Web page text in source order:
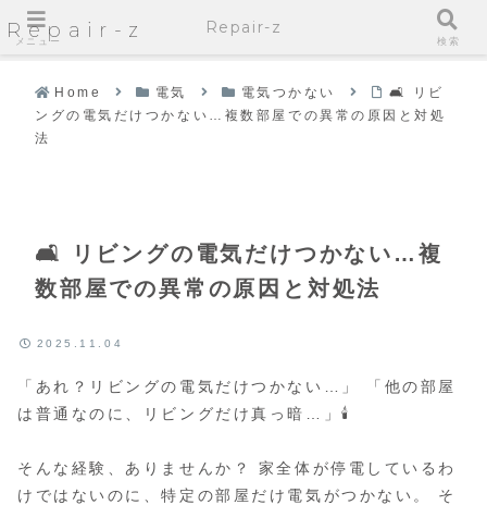
Repair-z
Home 電気 電気つかない
🛋️ リビ
ングの電気だけつかない…複数部屋での異常の原因と対処
法
🛋️ リビングの電気だけつかない…複
数部屋での異常の原因と対処法
2025.11.04
「あれ？リビングの電気だけつかない…」 「他の部屋
は普通なのに、リビングだけ真っ暗…」🕯️
そんな経験、ありませんか？ 家全体が停電しているわ
けではないのに、特定の部屋だけ電気がつかない。 そ
メニュー
Repair-z
検索